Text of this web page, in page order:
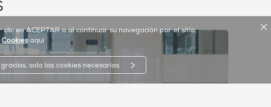
en ACEPTAR o al continuar su navegación por el sitio,
Cookiesaquí
gracias, solo las cookies necesarias